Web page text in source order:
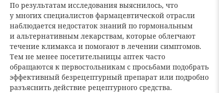
По результатам исследования выяснилось, что
у многих специалистов фармацевтической отрасли
наблюдается недостаток знаний по гормональным
и альтернативным лекарствам, которые облегчают
течение климакса и помогают в лечении симптомов.
Тем не менее посетительницы аптек часто
обращаются к первостольникам с просьбами подобрать
эффективный безрецептурный препарат или подробно
разъяснить действие рецептурного средства.